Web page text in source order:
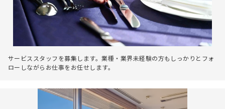
サービススタッフを募集します。業種・業界未経験の方もしっかりとフォ
ローしながらお仕事をお任せします。